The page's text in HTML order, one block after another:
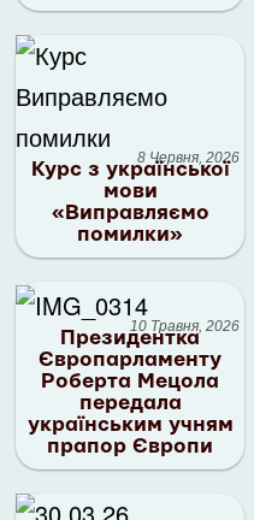
8 Червня, 2026
Курс з української
мови
«Виправляємо
помилки»
10 Травня, 2026
Президентка
Європарламенту
Роберта Мецола
передала
українським учням
прапор Європи